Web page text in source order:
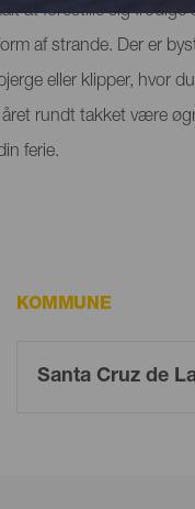
at forestille sig
af strande. Der er
eller klipper, hvor
rundt takket være
ferie.
KOMMUNE